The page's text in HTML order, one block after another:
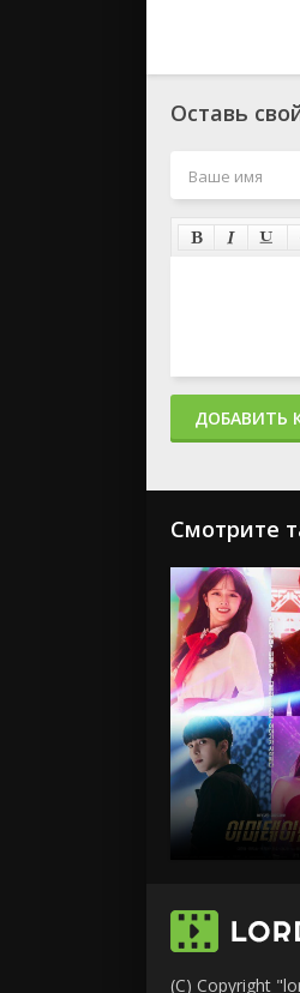
Оставь
ДОБАВИТЬ
Смотрите
(C) Copyright